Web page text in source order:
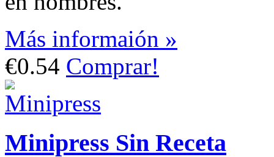
Más informaión »
€0.54 Comprar!
Minipress Sin Receta